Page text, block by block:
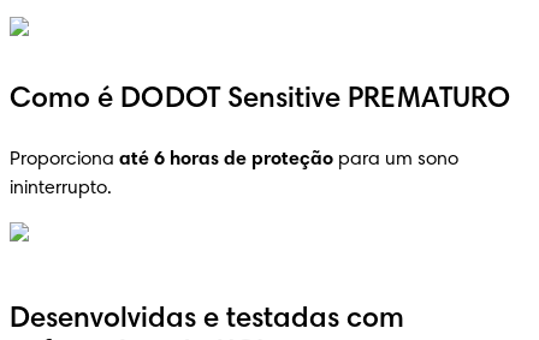
Como é DODOT Sensitive PREMATURO
Proporciona até 6 horas de proteção para um sono
ininterrupto.
Desenvolvidas e testadas com